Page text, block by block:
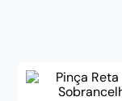
chaira